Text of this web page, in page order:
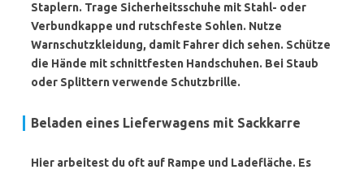
Staplern. Trage Sicherheitsschuhe mit Stahl- oder
Verbundkappe und rutschfeste Sohlen. Nutze
Warnschutzkleidung, damit Fahrer dich sehen. Schütze
die Hände mit schnittfesten Handschuhen. Bei Staub
oder Splittern verwende Schutzbrille.
Beladen eines Lieferwagens mit Sackkarre
Hier arbeitest du oft auf Rampe und Ladefläche. Es